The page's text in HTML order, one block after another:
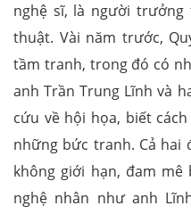
nghệ sĩ, là người
thuật. Vài năm trước,
tầm tranh, trong đó có
anh Trần Trung Lĩnh và
cứu về hội họa, biết
những bức tranh. Cả hai
không giới hạn, đam mê
nghệ nhân như anh